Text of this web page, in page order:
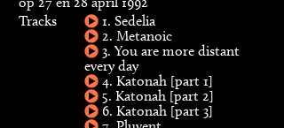
Tracks
1. Sedelia
2. Metanoic
3. You are more distant
every day
4. Katonah [part 1]
5. Katonah [part 2]
6. Katonah [part 3]